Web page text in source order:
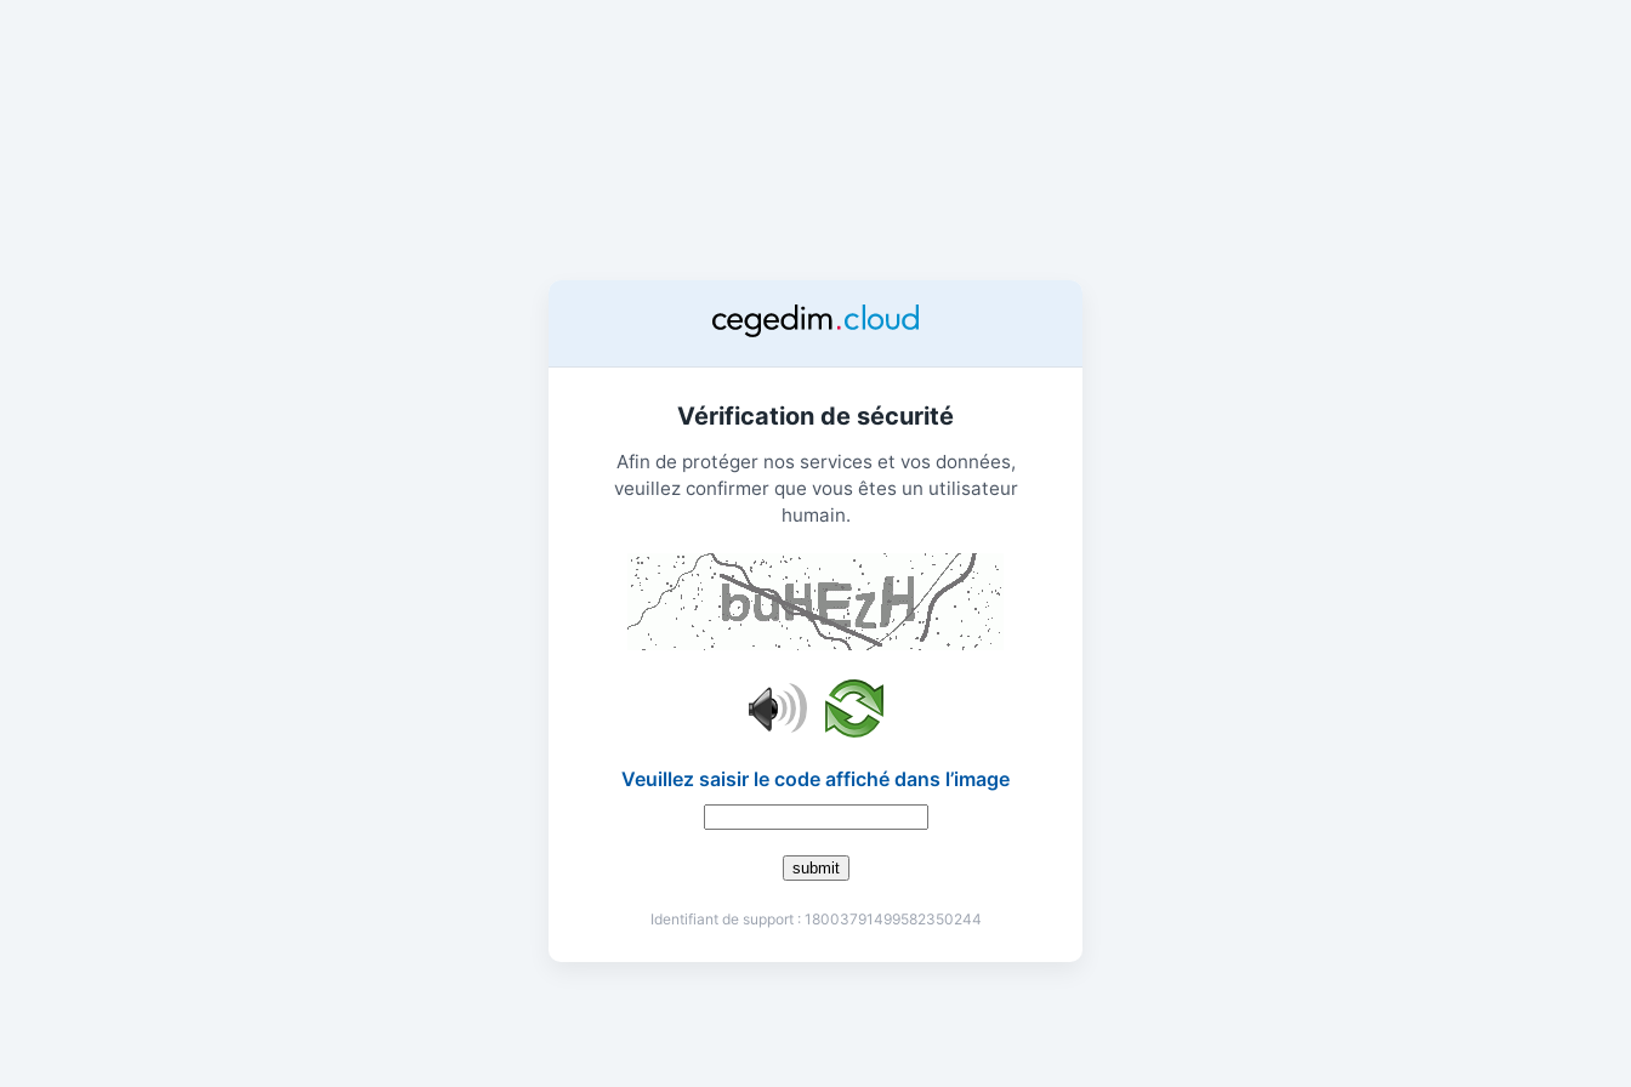
Vérification de sécurité
Afin de protéger nos services et vos données,
veuillez confirmer que vous êtes un utilisateur
humain.
Veuillez saisir le code affiché dans l’image
submit
Identifiant de support : 18003791499582350244